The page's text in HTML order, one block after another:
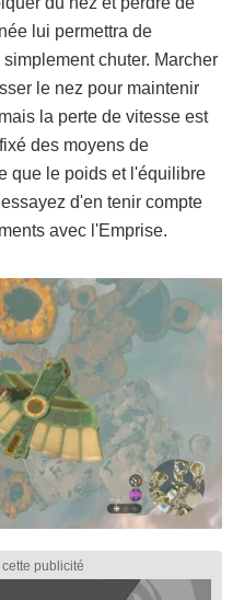
lui permettra de
chuter. Marcher
le nez pour maintenir
la perte de vitesse est
des moyens de
que le poids et l'équilibre
d'en tenir compte
avec l'Emprise.